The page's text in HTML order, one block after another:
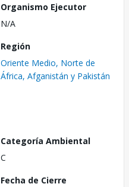
Organismo Ejecutor
N/A
Región
Oriente Medio, Norte de
África, Afganistán y Pakistán
Categoría Ambiental
C
Fecha de Cierre